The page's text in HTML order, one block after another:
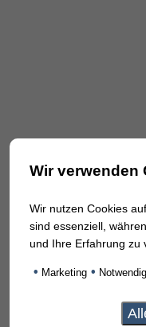
Wir verwenden
Wir nutzen Cookies
sind essenziell,
und Ihre Erfahrung zu
• Marketing • Notwendig